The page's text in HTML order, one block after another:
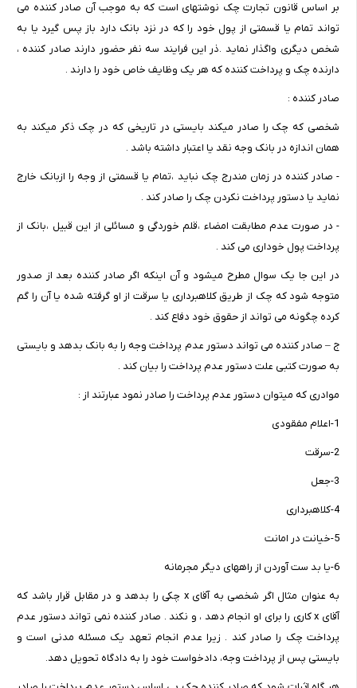
بر اساس قانون تجارت چک نوشتهای است که به موجب آن صادر کننده می
تواند تمام یا قسمتی از پول خود را که در نزد بانک دارد باز پس گیرد یا به
شخص دیگری واگذار نماید .ذر این فرایند سه نفر حضور دارند صادر کننده ،
دارنده چک و پرداخت کننده که هر یک وظایف خاص خود را دارند .
صادر کننده :
شخصی که چک را صادر میکند بایستی در تاریخی که در چک ذکر میکند به
همان اندازه در بانک وجه نقد یا اعتبار داشته باشد .
- صادر کننده در زمان مندرج چک نباید ،تمام یا قسمتی از وجه را ازبانک خارج
نماید یا دستور پرداخت نکردن چک را صادر کند .
- در صورت عدم مطابقت امضاء ،قلم خوردگی و مسائلی از این قبیل ،بانک از
پرداخت پول خوداری می کند .
در این جا یک سوال مطرح میشود و آن اینکه اگر صادر کننده بعد از صدور
متوجه شود که چک از طریق کلاهبرداری یا سرقت از او گرفته شده یا آن را گم
کرده چگونه می تواند از حقوق خود دفاع کند .
ج – صادر کننده می تواند دستور عدم پرداخت وجه را به بانک بدهد و بایستی
به صورت کتبی علت دستور عدم پرداخت را بیان کند .
موادری که میتوان دستور عدم پرداخت را صادر نمود عبارتند از :
1-اعلام مفقودی
2-سرقت
3-جعل
4-کلاهبرداری
5-خیانت در امانت
6-یا بد ست آوردن از راههای دیگر مجرمانه
به عنوان مثال اگر شخصی به آقای x چکی را بدهد و در مقابل قرار باشد که
آقای x کاری را برای او انجام دهد ، و نکند . صادر کننده نمی تواند دستور عدم
پرداخت چک را صادر کند . زیرا عدم انجام تعهد یک مسئله مدنی است و
بایستی پس از پرداخت وجه، دادخواست خود را به دادگاه تحویل دهد.